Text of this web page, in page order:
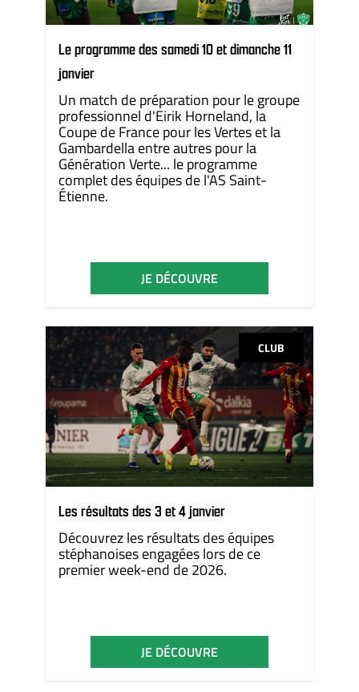
Le programme des samedi 10 et dimanche 11
janvier
Un match de préparation pour le groupe
professionnel d'Eirik Horneland, la
Coupe de France pour les Vertes et la
Gambardella entre autres pour la
Génération Verte... le programme
complet des équipes de l'AS Saint-
Étienne.
JE DÉCOUVRE
CLUB
Les résultats des 3 et 4 janvier
Découvrez les résultats des équipes
stéphanoises engagées lors de ce
premier week-end de 2026.
JE DÉCOUVRE